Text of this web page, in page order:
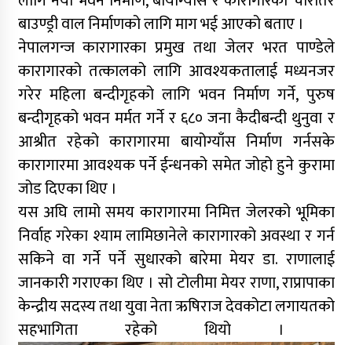
बाउण्ड्री वाल निर्माणको लागि माग भई आएको बताए ।
नेपालगन्ज कारागारका प्रमुख तथा जेलर भरत पाण्डेले
कारागारको तत्कालको लागि आवश्यकतालाई मध्यनजर
गरेर महिला बन्दीगृहको लागि भवन निर्माण गर्ने, पुरुष
बन्दीगृहको भवन मर्मत गर्ने र ६८० जना कैदीबन्दी थुनुवा र
आश्रीत रहेको कारागारमा बायोग्याँस निर्माण गर्नसके
कारागारमा आवश्यक पर्ने ईन्धनको समेत जोहो हुने कुरामा
जोड दिएका थिए ।
यस अघि लामो समय कारागारमा निमित्त जेलरको भूमिका
निर्वाह गरेका श्याम लामिछानेले कारागारको अवस्था र गर्न
सकिने वा गर्ने पर्ने सुधारको बारेमा मेयर डा. राणालाई
जानकारी गराएका थिए । सो टोलीमा मेयर राणा, राप्रापाका
केन्द्रीय सदस्य तथा युवा नेता ऋषिराज देवकोटा लगायतको
सहभागिता रहेको थियो ।